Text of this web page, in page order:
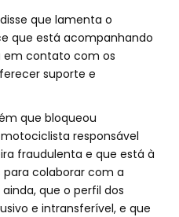
que lamenta o
que está acompanhando
em contato com os
suporte e
que bloqueou
responsável
fraudulenta e que está à
para colaborar com a
que o perfil dos
e intransferível, e que